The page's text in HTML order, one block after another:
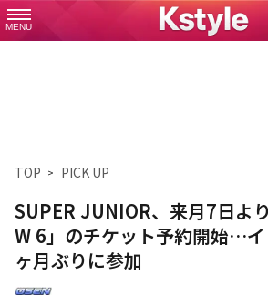
MENU
TOP PICK UP
SUPER JUNIOR、来月7日よ
W 6」のチケット予約開始…
ヶ月ぶりに参加